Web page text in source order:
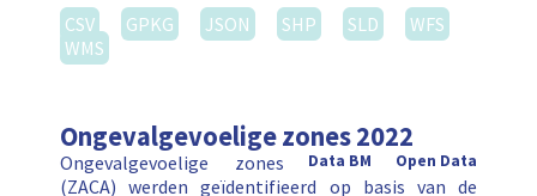
CSV
GPKG JSON SHP SLD
WFS
WMS
Ongevalgevoelige zones 2022
Open Data
Data BM
Ongevalgevoelige zones
(ZACA) werden geïdentifieerd op basis van de